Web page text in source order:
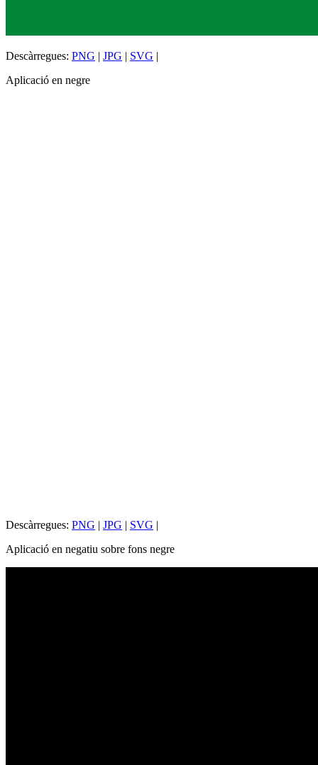
Descàrregues: PNG | JPG | SVG |
Aplicació en negre
Descàrregues: PNG | JPG | SVG |
Aplicació en negatiu sobre fons negre